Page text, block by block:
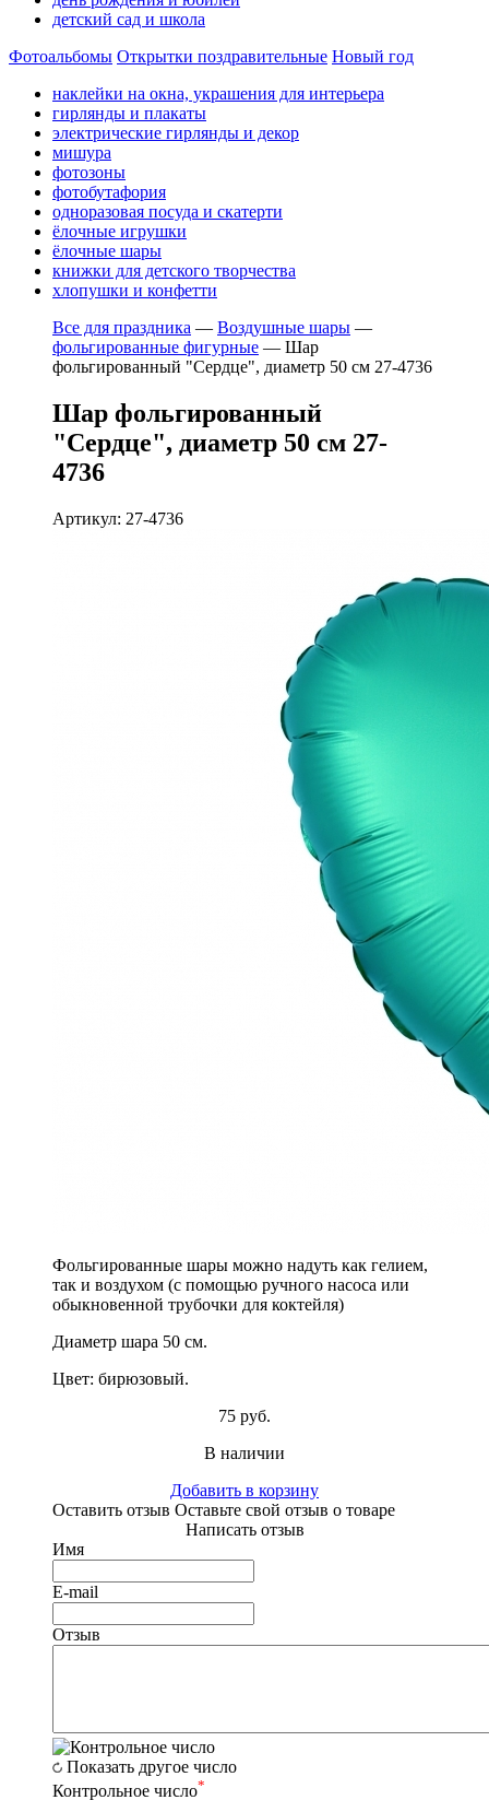
детский сад и школа
Фотоальбомы Открытки поздравительные Новый год
наклейки на окна, украшения для интерьера
гирлянды и плакаты
электрические гирлянды и декор
мишура
фотозоны
фотобутафория
одноразовая посуда и скатерти
ёлочные игрушки
ёлочные шары
книжки для детского творчества
хлопушки и конфетти
Все для праздника — Воздушные шары —
фольгированные фигурные — Шар
фольгированный "Сердце", диаметр 50 см 27-4736
Шар фольгированный
"Сердце", диаметр 50 см 27-
4736
Артикул: 27-4736
Фольгированные шары можно надуть как гелием,
так и воздухом (с помощью ручного насоса или
обыкновенной трубочки для коктейля)
Диаметр шара 50 см.
Цвет: бирюзовый.
75 руб.
В наличии
Добавить в корзину
Оставить отзыв Оставьте свой отзыв о товаре
Написать отзыв
Имя
E-mail
Отзыв
Показать другое число
Контрольное число*